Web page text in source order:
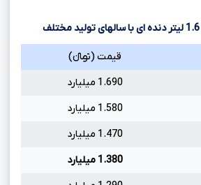
1.6 لیتر دنده ای با سالهای تولید مختلف
قیمت (تومانءءء)
1.690 میلیارد
1.580 میلیارد
1.470 میلیارد
1.380 میلیارد